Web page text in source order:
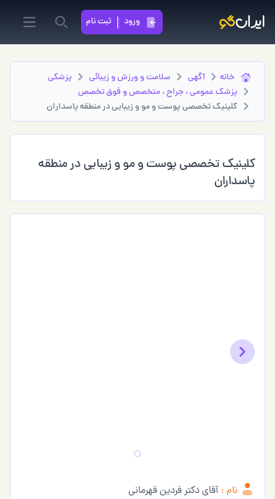
ورود
ثبت نام
menu
خانه آگهی سلامت و ورزش و زیبائی
پزشكي
پزشک عمومی ، جراح ، متخصص و فوق تخصص
کلینیک تخصصی پوست و مو و زیبایی در منطقه پاسداران
کلینیک تخصصی پوست و مو و زیبایی در منطقه
پاسداران
Previous
Next
نام : آقای دکتر فردین قهرمانی